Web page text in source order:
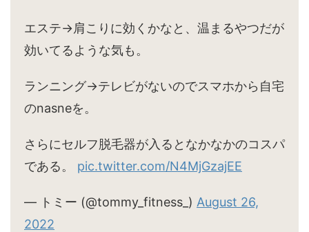
エステ→肩こりに効くかなと、温まるやつだが
効いてるような気も。
ランニング→テレビがないのでスマホから自宅
のnasneを。
さらにセルフ脱毛器が入るとなかなかのコスパ
である。 pic.twitter.com/N4MjGzajEE
— トミー (@tommy_fitness_) August 26,
2022